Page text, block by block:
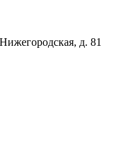
д. 81